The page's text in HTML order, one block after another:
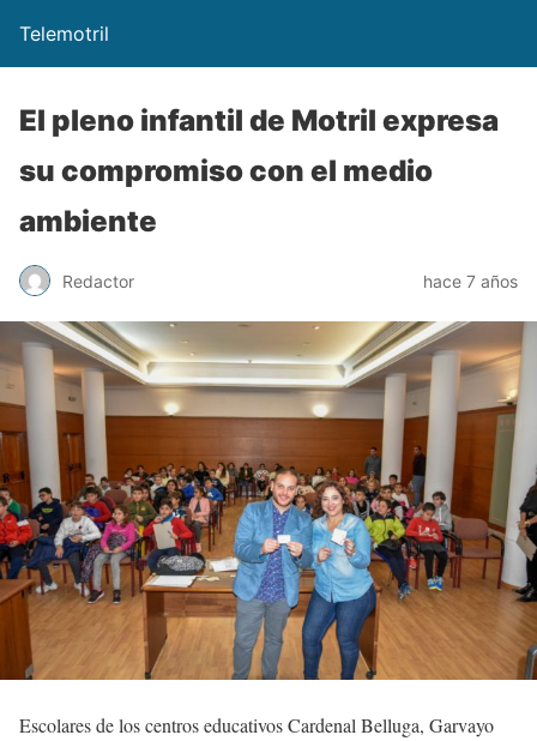
Telemotril
El pleno infantil de Motril expresa
su compromiso con el medio
ambiente
Redactor hace 7 años
Escolares de los centros educativos Cardenal Belluga, Garvayo